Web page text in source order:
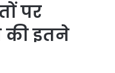
पर
की इतने